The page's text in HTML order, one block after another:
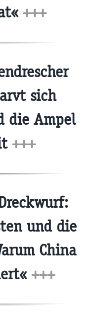
+++
sich
die Ampel
+++
und die
China
+++